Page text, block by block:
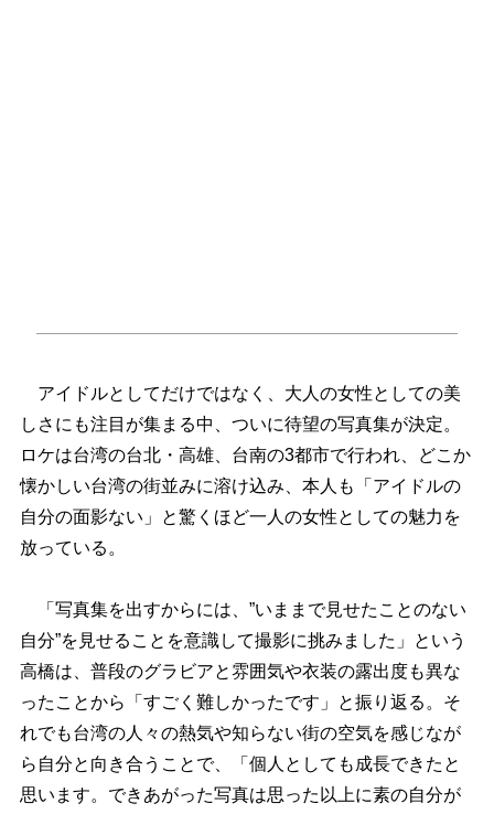
アイドルとしてだけではなく、大人の女性としての美
しさにも注目が集まる中、ついに待望の写真集が決定。
ロケは台湾の台北・高雄、台南の3都市で行われ、どこか
懐かしい台湾の街並みに溶け込み、本人も「アイドルの
自分の面影ない」と驚くほど一人の女性としての魅力を
放っている。
「写真集を出すからには、”いままで見せたことのない
自分”を見せることを意識して撮影に挑みました」という
高橋は、普段のグラビアと雰囲気や衣装の露出度も異な
ったことから「すごく難しかったです」と振り返る。そ
れでも台湾の人々の熱気や知らない街の空気を感じなが
ら自分と向き合うことで、「個人としても成長できたと
思います。できあがった写真は思った以上に素の自分が